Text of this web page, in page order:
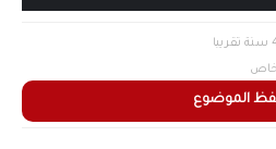
الموضوع